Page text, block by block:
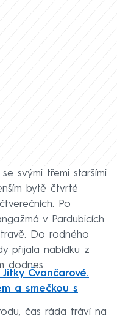
svými třemi staršími
bytě čtvrté
Po
v Pardubicích
Do rodného
přijala nabídku z
dodnes.
Čvančarové.
a smečkou s
čas ráda tráví na